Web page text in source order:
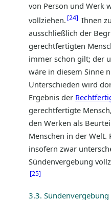
von Person und Werk
vollziehen. 24 Ihnen
ausschließlich der
gerechtfertigten
immer schon gilt; der
wäre in diesem Sinne
Unterschieden wird
Ergebnis der
gerechtfertigte
den Werken als
Menschen in der Welt.
insofern zwar
Sündenvergebung
25
3.3.